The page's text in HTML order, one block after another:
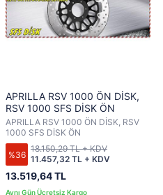
APRILLA RSV 1000 ÖN DİSK,
RSV 1000 SFS DİSK ÖN
APRILLA RSV 1000 ÖN DİSK, RSV
1000 SFS DİSK ÖN
%36
13.519,64 TL
11.457,32 TL + KDV
18.150,29 TL + KDV